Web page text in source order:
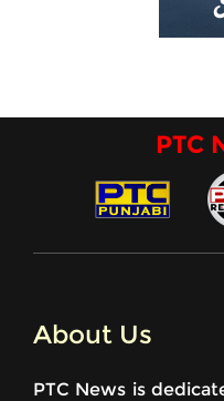
PTC
About Us
PTC News is